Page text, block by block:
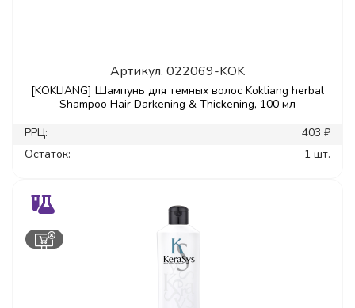
Артикул. 022069-KOK
[KOKLIANG] Шампунь для темных волос Kokliang herbal
Shampoo Hair Darkening & Thickening, 100 мл
РРЦ:
403 ₽
Остаток:
1 шт.